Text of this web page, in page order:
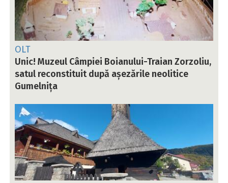
OLT
Unic! Muzeul Câmpiei Boianului-Traian Zorzoliu,
satul reconstituit după așezările neolitice
Gumelnița